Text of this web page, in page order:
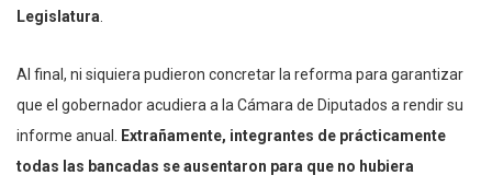
Legislatura.
Al final, ni siquiera pudieron concretar la reforma para garantizar
que el gobernador acudiera a la Cámara de Diputados a rendir su
informe anual. Extrañamente, integrantes de prácticamente
todas las bancadas se ausentaron para que no hubiera